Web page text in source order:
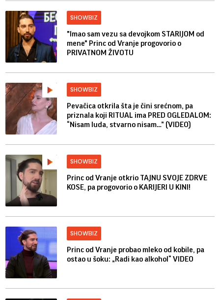
SHOWBIZ
"Imao sam vezu sa devojkom STARIJOM od
mene" Princ od Vranje progovorio o
PRIVATNOM ŽIVOTU
SHOWBIZ
Pevačica otkrila šta je čini srećnom, pa
priznala koji RITUAL ima PRED OGLEDALOM:
“Nisam luda, stvarno nisam…” (VIDEO)
SHOWBIZ
Princ od Vranje otkrio TAJNU SVOJE ZDRVE
KOSE, pa progovorio o KARIJERI U KINI!
SHOWBIZ
Princ od Vranje probao mleko od kobile, pa
ostao u šoku: „Radi kao alkohol“ VIDEO